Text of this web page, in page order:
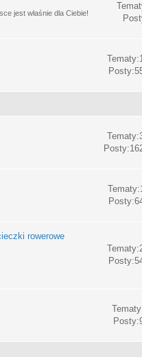
jest właśnie dla Ciebie!
rowerowe